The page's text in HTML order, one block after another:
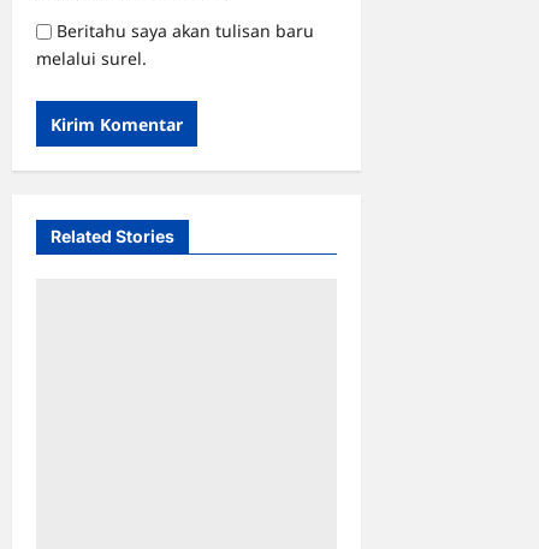
Beritahu saya akan tulisan baru
melalui surel.
Related Stories